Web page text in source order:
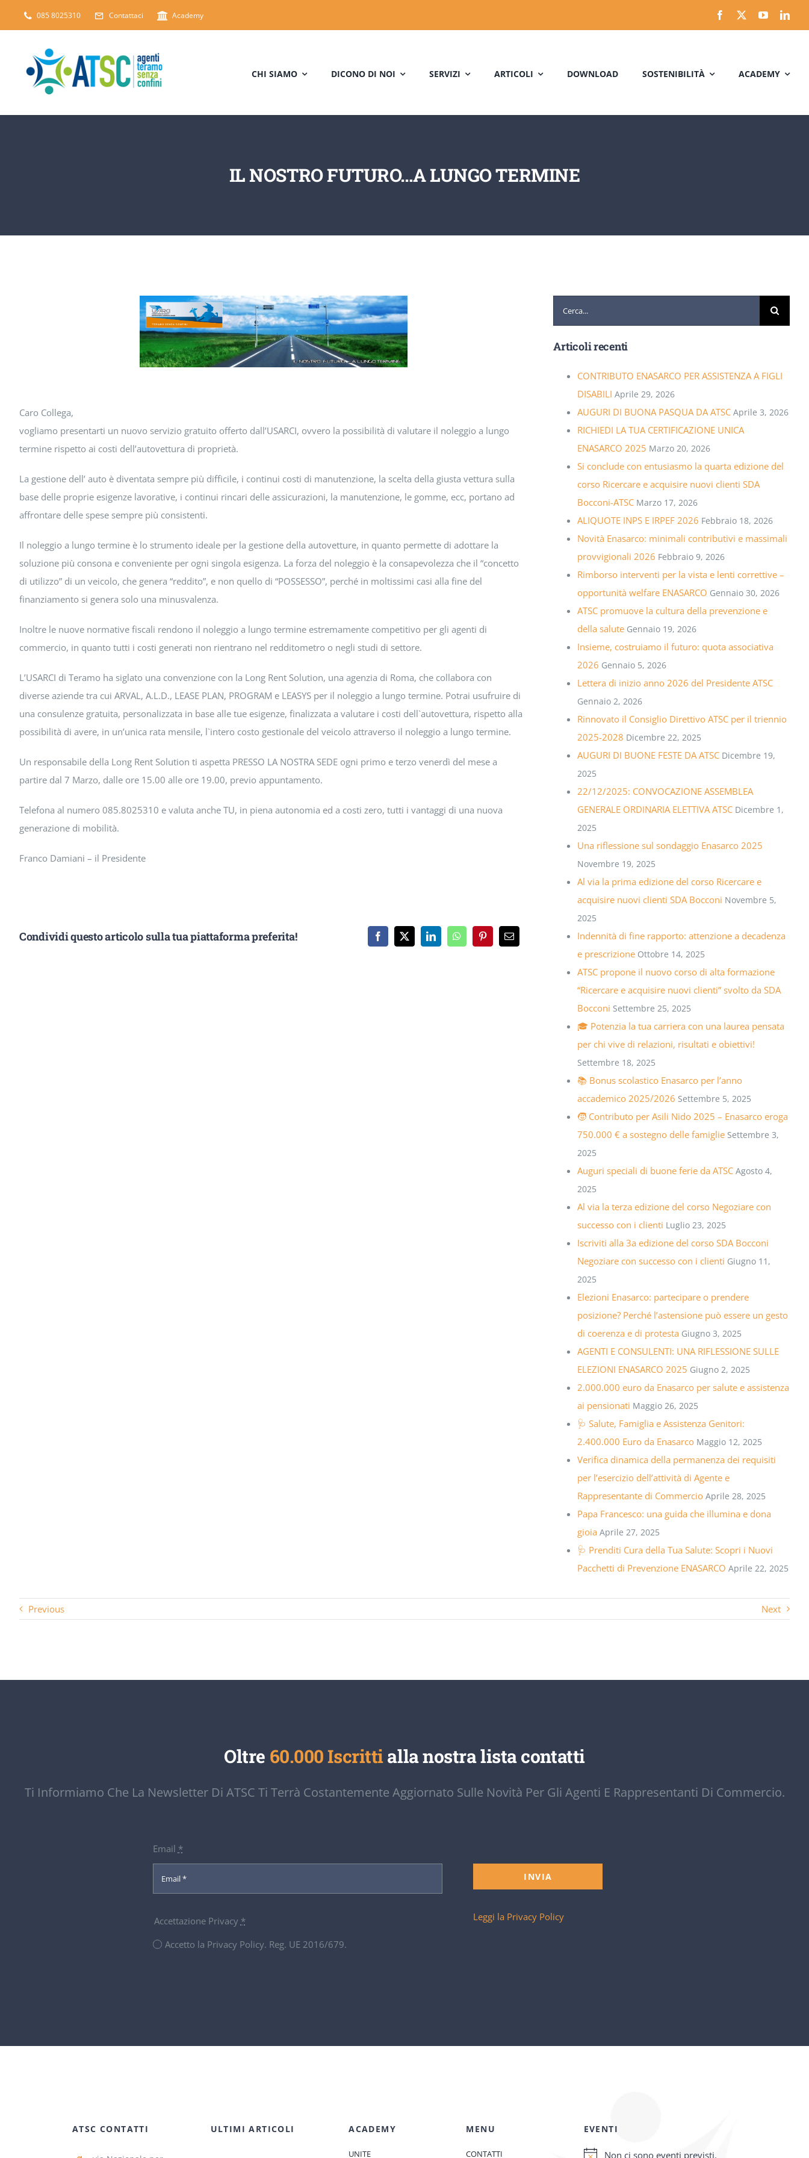
085 8025310 Contattaci Academy
CHI SIAMO DICONO DI NOI SERVIZI ARTICOLI DOWNLOAD SOSTENIBILITÀ ACADEMY
IL NOSTRO FUTURO…A LUNGO TERMINE
Caro Collega,
vogliamo presentarti un nuovo servizio gratuito offerto dall’USARCI, ovvero la possibilità di valutare il noleggio a lungo
termine rispetto ai costi dell’autovettura di proprietà.
La gestione dell’ auto è diventata sempre più difficile, i continui costi di manutenzione, la scelta della giusta vettura sulla
base delle proprie esigenze lavorative, i continui rincari delle assicurazioni, la manutenzione, le gomme, ecc, portano ad
affrontare delle spese sempre più consistenti.
Il noleggio a lungo termine è lo strumento ideale per la gestione della autovetture, in quanto permette di adottare la
soluzione più consona e conveniente per ogni singola esigenza. La forza del noleggio è la consapevolezza che il “concetto
di utilizzo” di un veicolo, che genera “reddito”, e non quello di “POSSESSO”, perché in moltissimi casi alla fine del
finanziamento si genera solo una minusvalenza.
Inoltre le nuove normative fiscali rendono il noleggio a lungo termine estremamente competitivo per gli agenti di
commercio, in quanto tutti i costi generati non rientrano nel redditometro o negli studi di settore.
L’USARCI di Teramo ha siglato una convenzione con la Long Rent Solution, una agenzia di Roma, che collabora con
diverse aziende tra cui ARVAL, A.L.D., LEASE PLAN, PROGRAM e LEASYS per il noleggio a lungo termine. Potrai usufruire di
una consulenze gratuita, personalizzata in base alle tue esigenze, finalizzata a valutare i costi dell`autovettura, rispetto alla
possibilità di avere, in un’unica rata mensile, l`intero costo gestionale del veicolo attraverso il noleggio a lungo termine.
Un responsabile della Long Rent Solution ti aspetta PRESSO LA NOSTRA SEDE ogni primo e terzo venerdì del mese a
partire dal 7 Marzo, dalle ore 15.00 alle ore 19.00, previo appuntamento.
Telefona al numero 085.8025310 e valuta anche TU, in piena autonomia ed a costi zero, tutti i vantaggi di una nuova
generazione di mobilità.
Franco Damiani – il Presidente
Condividi questo articolo sulla tua piattaforma preferita!
Articoli recenti
CONTRIBUTO ENASARCO PER ASSISTENZA A FIGLI
DISABILI Aprile 29, 2026
AUGURI DI BUONA PASQUA DA ATSC Aprile 3, 2026
RICHIEDI LA TUA CERTIFICAZIONE UNICA
ENASARCO 2025 Marzo 20, 2026
Si conclude con entusiasmo la quarta edizione del
corso Ricercare e acquisire nuovi clienti SDA
Bocconi-ATSC Marzo 17, 2026
ALIQUOTE INPS E IRPEF 2026 Febbraio 18, 2026
Novità Enasarco: minimali contributivi e massimali
provvigionali 2026 Febbraio 9, 2026
Rimborso interventi per la vista e lenti correttive –
opportunità welfare ENASARCO Gennaio 30, 2026
ATSC promuove la cultura della prevenzione e
della salute Gennaio 19, 2026
Insieme, costruiamo il futuro: quota associativa
2026 Gennaio 5, 2026
Lettera di inizio anno 2026 del Presidente ATSC
Gennaio 2, 2026
Rinnovato il Consiglio Direttivo ATSC per il triennio
2025-2028 Dicembre 22, 2025
AUGURI DI BUONE FESTE DA ATSC Dicembre 19,
2025
22/12/2025: CONVOCAZIONE ASSEMBLEA
GENERALE ORDINARIA ELETTIVA ATSC Dicembre 1,
2025
Una riflessione sul sondaggio Enasarco 2025
Novembre 19, 2025
Al via la prima edizione del corso Ricercare e
acquisire nuovi clienti SDA Bocconi Novembre 5,
2025
Indennità di fine rapporto: attenzione a decadenza
e prescrizione Ottobre 14, 2025
ATSC propone il nuovo corso di alta formazione
“Ricercare e acquisire nuovi clienti” svolto da SDA
Bocconi Settembre 25, 2025
🎓 Potenzia la tua carriera con una laurea pensata
per chi vive di relazioni, risultati e obiettivi!
Settembre 18, 2025
📚 Bonus scolastico Enasarco per l’anno
accademico 2025/2026 Settembre 5, 2025
🧒 Contributo per Asili Nido 2025 – Enasarco eroga
750.000 € a sostegno delle famiglie Settembre 3,
2025
Auguri speciali di buone ferie da ATSC Agosto 4,
2025
Al via la terza edizione del corso Negoziare con
successo con i clienti Luglio 23, 2025
Iscriviti alla 3a edizione del corso SDA Bocconi
Negoziare con successo con i clienti Giugno 11,
2025
Elezioni Enasarco: partecipare o prendere
posizione? Perché l’astensione può essere un gesto
di coerenza e di protesta Giugno 3, 2025
AGENTI E CONSULENTI: UNA RIFLESSIONE SULLE
ELEZIONI ENASARCO 2025 Giugno 2, 2025
2.000.000 euro da Enasarco per salute e assistenza
ai pensionati Maggio 26, 2025
🩺 Salute, Famiglia e Assistenza Genitori:
2.400.000 Euro da Enasarco Maggio 12, 2025
Verifica dinamica della permanenza dei requisiti
per l’esercizio dell’attività di Agente e
Rappresentante di Commercio Aprile 28, 2025
Papa Francesco: una guida che illumina e dona
gioia Aprile 27, 2025
🩺 Prenditi Cura della Tua Salute: Scopri i Nuovi
Pacchetti di Prevenzione ENASARCO Aprile 22, 2025
Previous Next
Oltre 60.000 Iscrittialla nostra lista contatti
Ti Informiamo Che La Newsletter Di ATSC Ti Terrà Costantemente Aggiornato Sulle Novità Per Gli Agenti E Rappresentanti Di Commercio.
Email *
Accettazione Privacy *
Accetto la Privacy Policy. Reg. UE 2016/679.
INVIA
Leggi la Privacy Policy
ATSC CONTATTI ULTIMI ARTICOLI ACADEMY
UNITE
MENU
CONTATTI
EVENTI
Non ci sono eventi previsti.